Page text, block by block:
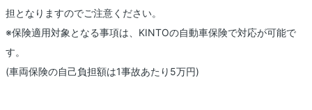
担となりますのでご注意ください。
※保険適用対象となる事項は、KINTOの自動車保険で対応が可能で
す。
(車両保険の自己負担額は1事故あたり5万円)